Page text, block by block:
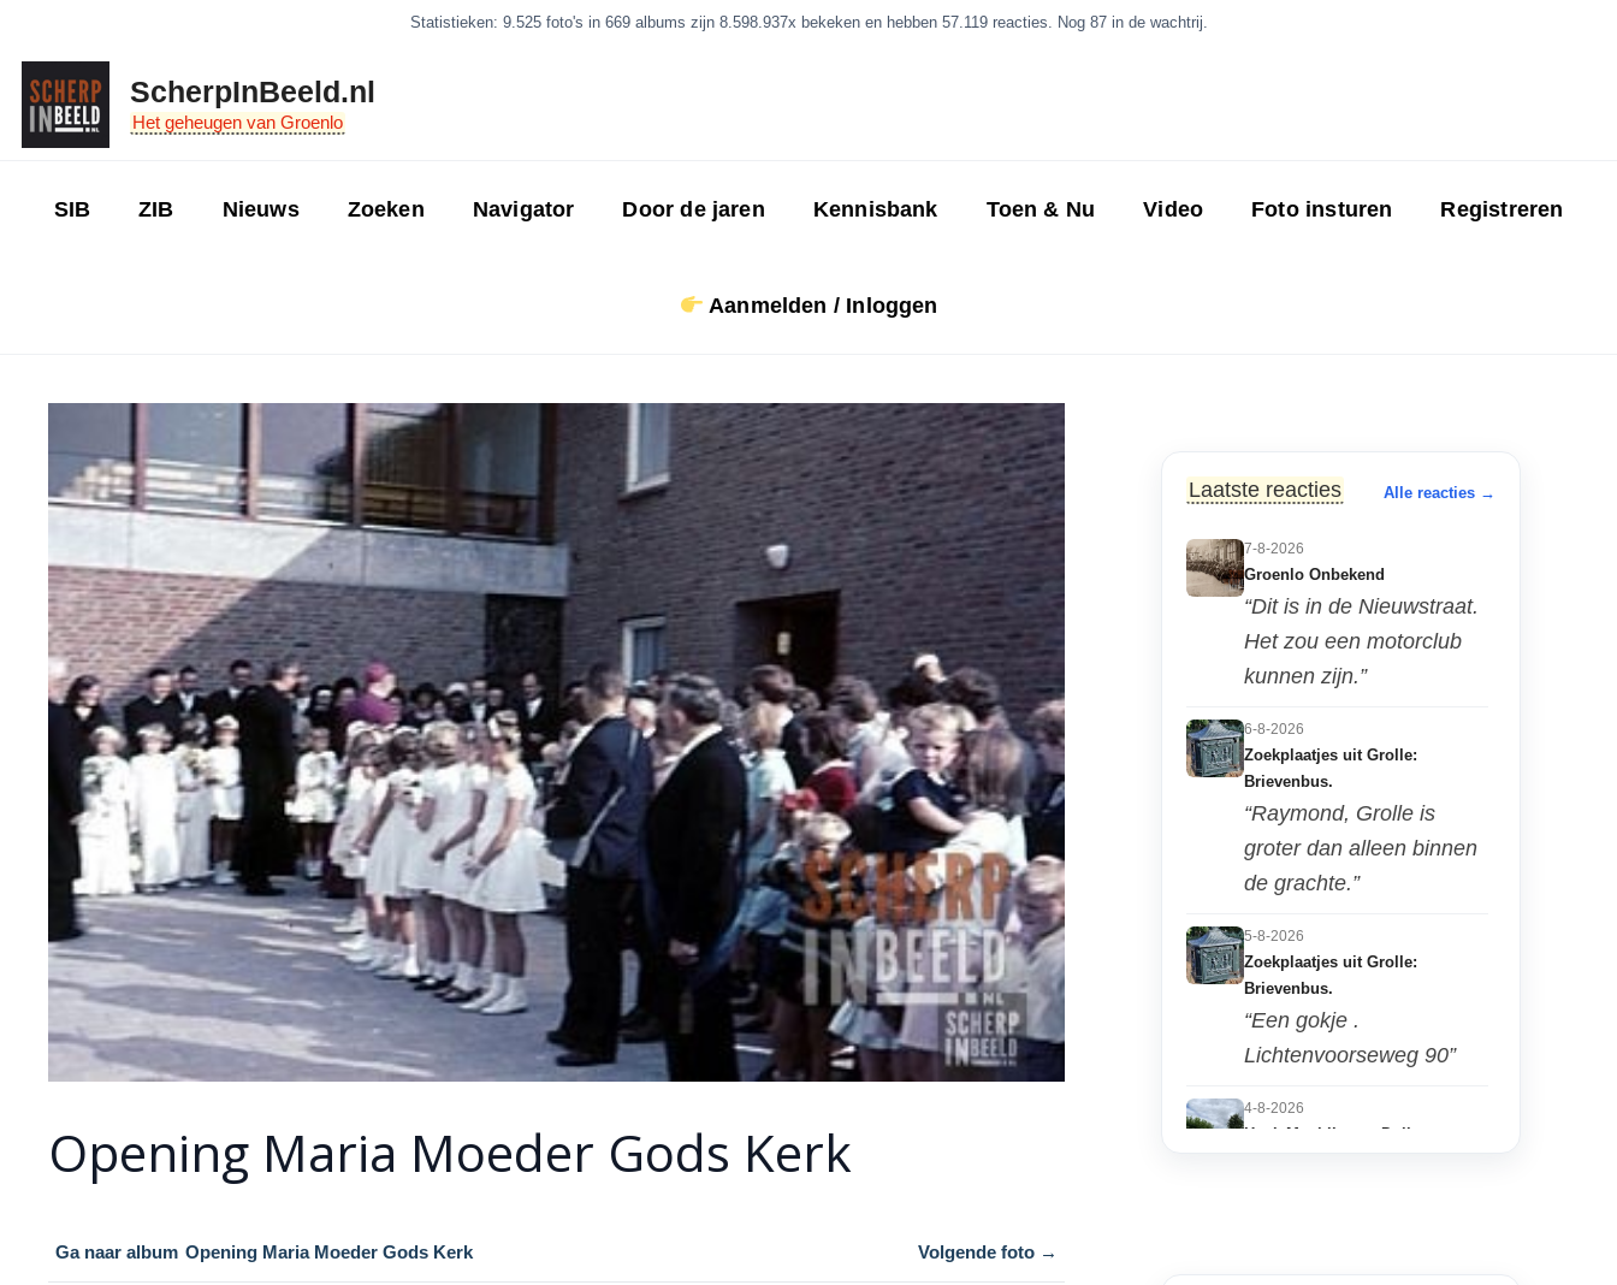
inhoud
Statistieken: 9.525 foto's in 669 albums zijn 8.598.937x bekeken en hebben 57.119 reacties. Nog 87 in de wachtrij.
ScherpInBeeld.nl
Het geheugen van Groenlo
SIB ZIB Nieuws Zoeken Navigator Door de jaren Kennisbank Toen & Nu Video Foto insturen Registreren
Aanmelden / Inloggen
Opening Maria Moeder Gods Kerk
Ga naar album Opening Maria Moeder Gods Kerk Volgende foto →
Laatste reacties Alle reacties →
7-8-2026
Groenlo Onbekend
“Dit is in de Nieuwstraat.
Het zou een motorclub
kunnen zijn.”
6-8-2026
Zoekplaatjes uit Grolle:
Brievenbus.
“Raymond, Grolle is
groter dan alleen binnen
de grachte.”
5-8-2026
Zoekplaatjes uit Grolle:
Brievenbus.
“Een gokje .
Lichtenvoorseweg 90”
4-8-2026
Hoek Matthijs van Dulkenstraat